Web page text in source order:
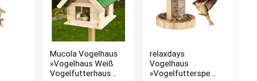
Mucola Vogelhaus
»Vogelhaus Weiß
Vogelfutterhaus
relaxdays
Vogelhaus
»Vogelfutterspen